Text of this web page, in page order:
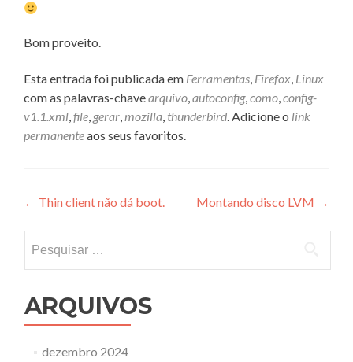
Bom proveito.
Esta entrada foi publicada em Ferramentas, Firefox, Linux
com as palavras-chavearquivo,autoconfig,como,config-
v1.1.xml,file, gerar,mozilla, thunderbird. Adicione o link
permanenteaos seus favoritos.
Navegação
de
Post
← Thin client não dá boot. Montando disco LVM →
por:
ARQUIVOS
dezembro 2024